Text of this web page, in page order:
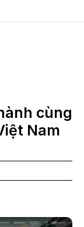
nghệ
cùng
Nam